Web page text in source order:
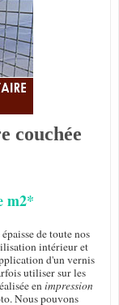
couchée
m2*
de toute nos
intérieur et
d'un vernis
utiliser sur les
enimpression
Nous pouvons